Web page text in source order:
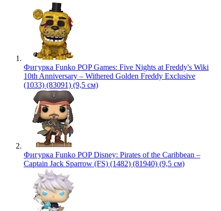
Фигурка Funko POP Games: Five Nights at Freddy's Wiki
10th Anniversary – Withered Golden Freddy Exclusive
(1033) (83091) (9,5 см)
Фигурка Funko POP Disney: Pirates of the Caribbean –
Captain Jack Sparrow (FS) (1482) (81940) (9,5 см)